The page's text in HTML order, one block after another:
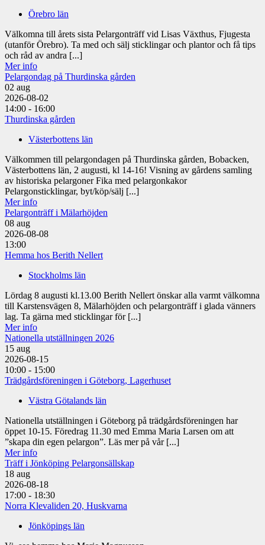
Örebro län
Välkomna till årets sista Pelargonträff vid Lisas Växthus, Fjugesta
(utanför Örebro). Ta med och sälj sticklingar och plantor och få tips
och råd av andra [...]
Mer info
Pelargondag på Thurdinska gården
02 aug
2026-08-02
14:00 - 16:00
Thurdinska gården
Västerbottens län
Välkommen till pelargondagen på Thurdinska gården, Bobacken,
Västerbottens län, 2 augusti, kl 14-16! Visning av gårdens samling
av historiska pelargoner Fika med pelargonkakor
Pelargonsticklingar, byt/köp/sälj [...]
Mer info
Pelargonträff i Mälarhöjden
08 aug
2026-08-08
13:00
Hemma hos Berith Nellert
Stockholms län
Lördag 8 augusti kl.13.00 Berith Nellert önskar alla varmt välkomna
till Karstensvägen 8, Mälarhöjden och pelargonträff i glada vänners
lag. Ta gärna med sticklingar för [...]
Mer info
Nationella utställningen 2026
15 aug
2026-08-15
10:00 - 15:00
Trädgårdsföreningen i Göteborg, Lagerhuset
Västra Götalands län
Nationella utställningen i Göteborg på trädgårdsföreningen har
öppet 10-15. Föredrag 11.30 med Emma Maria Larsen om att
”skapa din egen pelargon”. Läs mer på vår [...]
Mer info
Träff i Jönköping Pelargonsällskap
18 aug
2026-08-18
17:00 - 18:30
Norra Klevaliden 20, Huskvarna
Jönköpings län